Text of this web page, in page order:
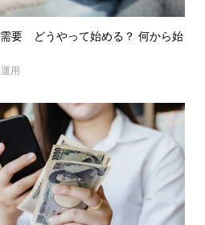
要 どうやって始める？ 何から始
用